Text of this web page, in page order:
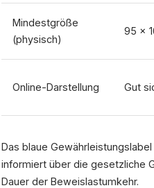
Mindestgröße
(physisch)
95 ×
Online-Darstellung Gut
Das blaue
informiert über die gesetzliche
Dauer der Beweislastumkehr.